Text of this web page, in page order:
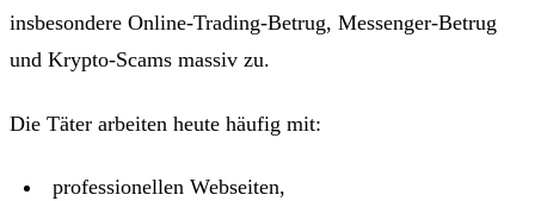
insbesondere Online-Trading-Betrug, Messenger-Betrug
und Krypto-Scams massiv zu.
Die Täter arbeiten heute häufig mit:
professionellen Webseiten,